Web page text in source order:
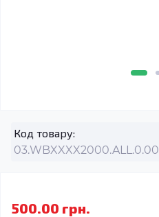
Код товару:
03.WBXXXX2000.ALL.0.00
500.00 грн.